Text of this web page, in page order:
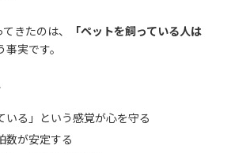
きたのは、
「ペットを飼っている人は
事実です。
いる」という感覚が心を守る
数が安定する